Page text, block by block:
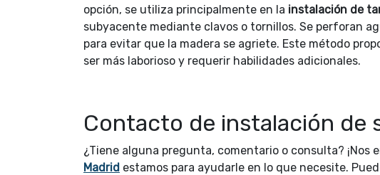
opción, se utiliza principalmente en la instalación de
subyacente mediante clavos o tornillos. Se perforan
para evitar que la madera se agriete. Este método
ser más laborioso y requerir habilidades adicionales.
Contacto de instalación de
¿Tiene alguna pregunta, comentario o consulta? ¡Nos
Madrid estamos para ayudarle en lo que necesite.